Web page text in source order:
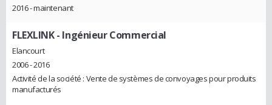
2016 - maintenant
FLEXLINK- Ingénieur Commercial
Elancourt
2006 - 2016
Activité de la société : Vente de systèmes de convoyages pour produits
manufacturés